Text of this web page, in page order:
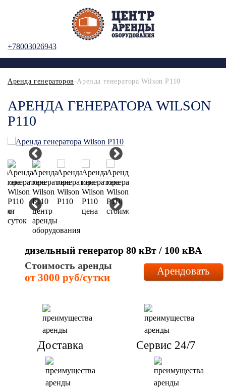
+78003026943
Аренда генераторов-Аренда генератора Wilson P110
АРЕНДА ГЕНЕРАТОРА WILSON
P110
дизельный генератор 80 кВт / 100 кBА
Стоимость аренды
от 3000 руб/сутки
Арендовать
Доставка Сервис 24/7